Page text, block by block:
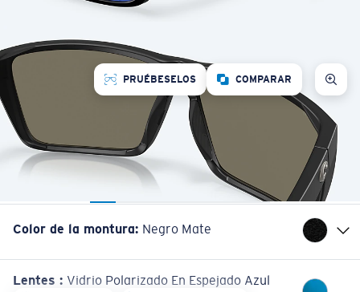
PRUÉBESELOS COMPARAR
Color de la montura: Negro Mate
Lentes : Vidrio Polarizado En Espejado Azul